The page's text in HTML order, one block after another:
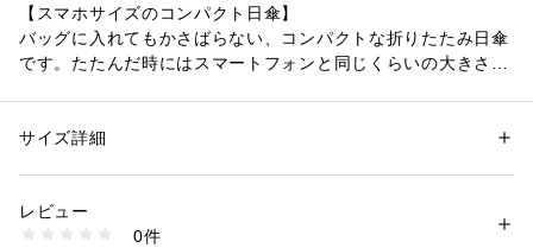
【スマホサイズのコンパクト日傘】
バッグに入れてもかさばらない、コンパクトな折りたたみ日傘
です。たたんだ時にはスマートフォンと同じくらいの大きさに
ある、高機能タイプの日傘です。日傘としてだけでなく、生地
にははっ水加工が施されており、雨の日でもご利用いただけま
性別：レディース
素材：ポリエステル100％、裏面ポリウレタンコーティング
商品番号：
LDB-CM50PM3 （ショップ）
サイズ詳細
レビュー
0件